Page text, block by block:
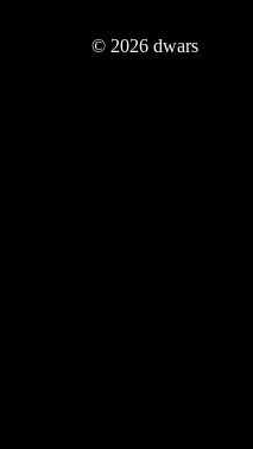
© 2026 dwars